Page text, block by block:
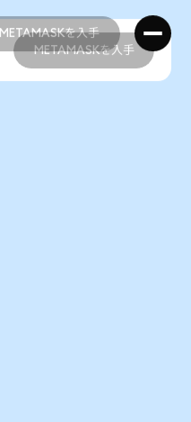
METAMASKを入手
METAMASKを入手
METAMASKを入手